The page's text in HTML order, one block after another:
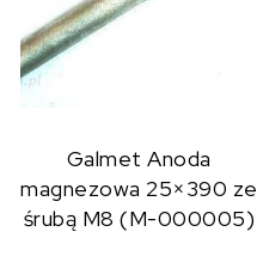
Galmet Anoda
magnezowa 25×390 ze
śrubą M8 (M-000005)